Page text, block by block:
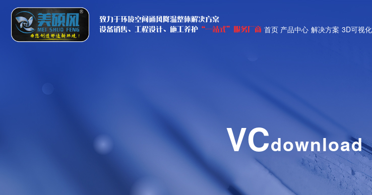
致力于环境空间通风降温整体解决方案
设备销售、工程设计、施工养护“一站式”服务厂商 首页 产品中心 解决方案 3D可视
VCdownload